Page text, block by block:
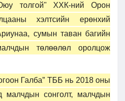
толгой" ХХК-ний Орон
хэлтсийн ерөнхий
сумын таван багийн
төлөөлөл оролцож
Галба” ТББ нь 2018 оны
малчдын сонголт, малчдын